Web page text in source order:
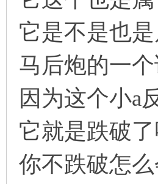
它是不是也
马后炮的一
因为这个小a
它就是跌破
你不跌破怎